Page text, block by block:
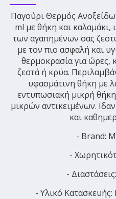
Παγούρι Θερμός
ml με θήκη και καλαμάκι,
των αγαπημένων σας
με τον πιο ασφαλή και
θερμοκρασία για
ζεστά ή κρύα.
υφασμάτινη θήκη με
εντυπωσιακή μικρή
μικρών αντικειμένων.
και
- Brand:
-
-
- Υλικό Κατασκευής: